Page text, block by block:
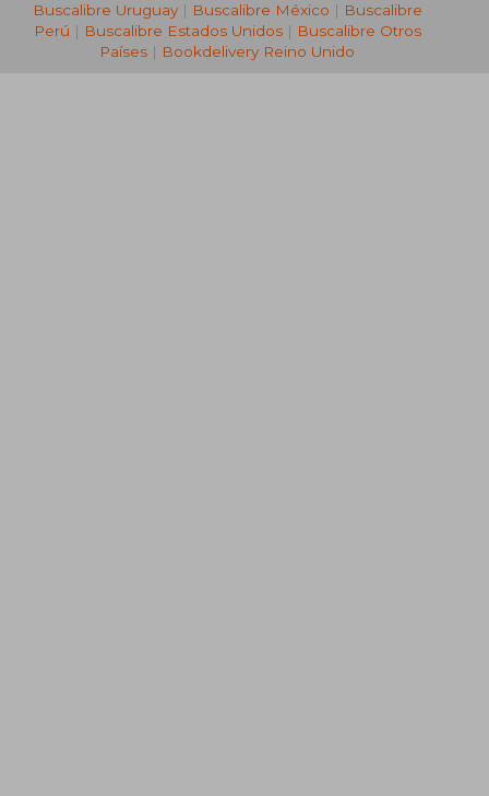
Buscalibre Uruguay| Buscalibre México | Buscalibre
Perú | Buscalibre Estados Unidos| Buscalibre Otros
Países | Bookdelivery Reino Unido